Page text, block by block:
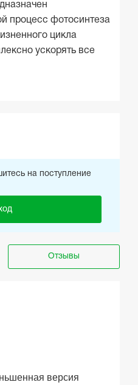
процесс фотосинтеза
цикла
ускорять все
на поступление
Отзывы
версия